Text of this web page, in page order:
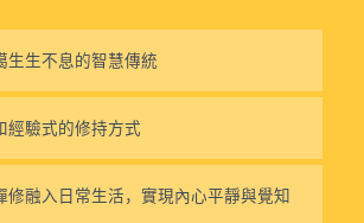
生生不息的智慧傳統
經驗式的修持方式
修融入日常生活，實現內心平靜與覺知